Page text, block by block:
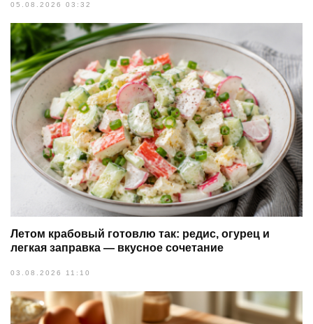
05.08.2026 03:32
Летом крабовый готовлю так: редис, огурец и
легкая заправка — вкусное сочетание
03.08.2026 11:10